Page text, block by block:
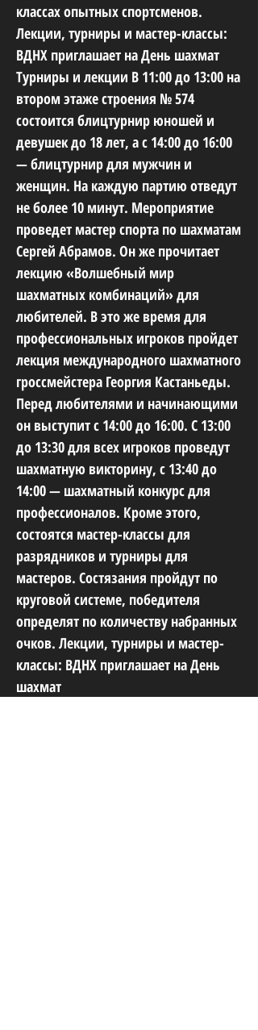
классах опытных спортсменов.
Лекции, турниры и мастер-классы:
ВДНХ приглашает на День шахмат
Турниры и лекции В 11:00 до 13:00 на
втором этаже строения № 574
состоится блицтурнир юношей и
девушек до 18 лет, а с 14:00 до 16:00
— блицтурнир для мужчин и
женщин. На каждую партию отведут
не более 10 минут. Мероприятие
проведет мастер спорта по шахматам
Сергей Абрамов. Он же прочитает
лекцию «Волшебный мир
шахматных комбинаций» для
любителей. В это же время для
профессиональных игроков пройдет
лекция международного шахматного
гроссмейстера Георгия Кастаньеды.
Перед любителями и начинающими
он выступит с 14:00 до 16:00. С 13:00
до 13:30 для всех игроков проведут
шахматную викторину, с 13:40 до
14:00 — шахматный конкурс для
профессионалов. Кроме этого,
состоятся мастер-классы для
разрядников и турниры для
мастеров. Состязания пройдут по
круговой системе, победителя
определят по количеству набранных
очков. Лекции, турниры и мастер-
классы: ВДНХ приглашает на День
шахмат